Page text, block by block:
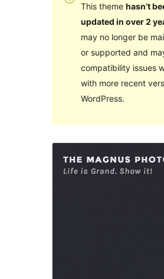
This theme hasn’t
updated in over 2
may no longer be
or supported and
compatibility issues
with more recent
WordPress.